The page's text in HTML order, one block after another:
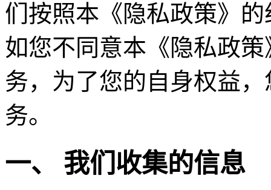
们按照本《隐私政策》
如您不同意本《隐私政
务，为了您的自身权益
务。
一、 我们收集的信息